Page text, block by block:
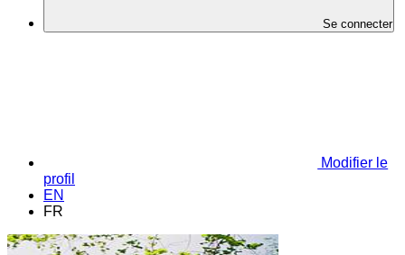
Se connecter
Modifier le
profil
EN
FR